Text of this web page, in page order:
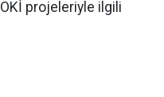
projeleriyle ilgili